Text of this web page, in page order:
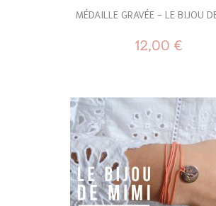
MÉDAILLE GRAVÉE - LE BIJOU
12,00 €